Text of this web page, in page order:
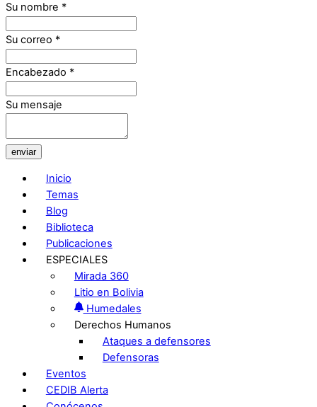
Su nombre *
Su correo *
Encabezado *
Su mensaje
enviar
Inicio
Temas
Blog
Biblioteca
Publicaciones
ESPECIALES
Mirada 360
Litio en Bolivia
Humedales
Derechos Humanos
Ataques a defensores
Defensoras
Eventos
CEDIB Alerta